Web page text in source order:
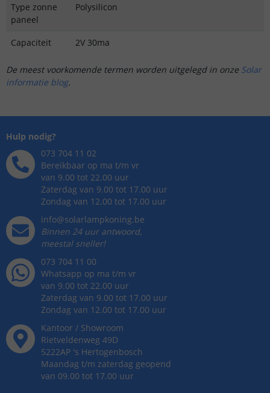
Type zonne
paneel
Polysilicon
Capaciteit 2V 30ma
De meest voorkomende termen worden uitgelegd in onze Solar
informatie blog.
Hulp nodig?
073 704 11 02
Bereikbaar op ma t/m vr
van 9.00 tot 22.00 uur
Zaterdag van 9.00 tot 17.00 uur
Zondag van 12.00 tot 17.00 uur
info@solarlampkoning.be
Binnen 24 uur antwoord,
meestal sneller!
073 704 11 00
Whatsapp op ma t/m vr
van 9.00 tot 22.00 uur
Zaterdag van 9.00 tot 17.00 uur
Zondag van 12.00 tot 17.00 uur
Kantoor / Showroom
Rietveldenweg 49D
5222AP 's Hertogenbosch
Maandag t/m zaterdag geopend
van 09.00 tot 17.00 uur